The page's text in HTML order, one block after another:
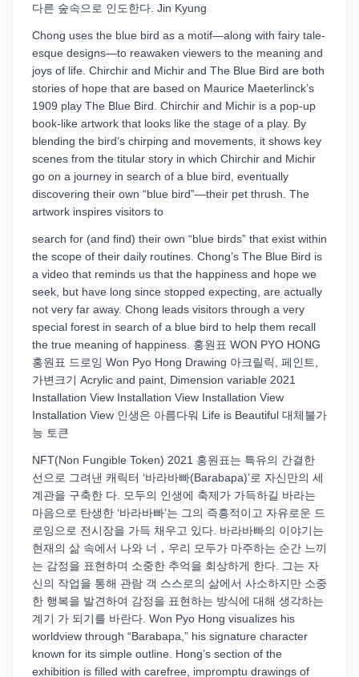
다른 숲속으로 인도한다. Jin Kyung
Chong uses the blue bird as a motif—along with fairy tale-
esque designs—to reawaken viewers to the meaning and
joys of life. Chirchir and Michir and The Blue Bird are both
stories of hope that are based on Maurice Maeterlinck’s
1909 play The Blue Bird. Chirchir and Michir is a pop-up
book-like artwork that looks like the stage of a play. By
blending the bird’s chirping and movements, it shows key
scenes from the titular story in which Chirchir and Michir
go on a journey in search of a blue bird, eventually
discovering their own “blue bird”—their pet thrush. The
artwork inspires visitors to
search for (and find) their own “blue birds” that exist within
the scope of their daily routines. Chong’s The Blue Bird is
a video that reminds us that the happiness and hope we
seek, but have long since stopped expecting, are actually
not very far away. Chong leads visitors through a very
special forest in search of a blue bird to help them recall
the true meaning of happiness. 홍원표 WON PYO HONG
홍원표 드로잉 Won Pyo Hong Drawing 아크릴릭, 페인트,
가변크기 Acrylic and paint, Dimension variable 2021
Installation View Installation View Installation View
Installation View 인생은 아름다워 Life is Beautiful 대체불가
능 토큰
NFT(Non Fungible Token) 2021 홍원표는 특유의 간결한
선으로 그려낸 캐릭터 ‘바라바빠(Barabapa)’로 자신만의 세
계관을 구축한 다. 모두의 인생에 축제가 가득하길 바라는
마음으로 탄생한 ‘바라바빠’는 그의 즉흥적이고 자유로운 드
로잉으로 전시장을 가득 채우고 있다. 바라바빠의 이야기는
현재의 삶 속에서 나와 너，우리 모두가 마주하는 순간 느끼
는 감정을 표현하며 소중한 추억을 회상하게 한다. 그는 자
신의 작업을 통해 관람 객 스스로의 삶에서 사소하지만 소중
한 행복을 발견하여 감정을 표현하는 방식에 대해 생각하는
계기 가 되기를 바란다. Won Pyo Hong visualizes his
worldview through “Barabapa,” his signature character
known for its simple outline. Hong’s section of the
exhibition is filled with carefree, impromptu drawings of